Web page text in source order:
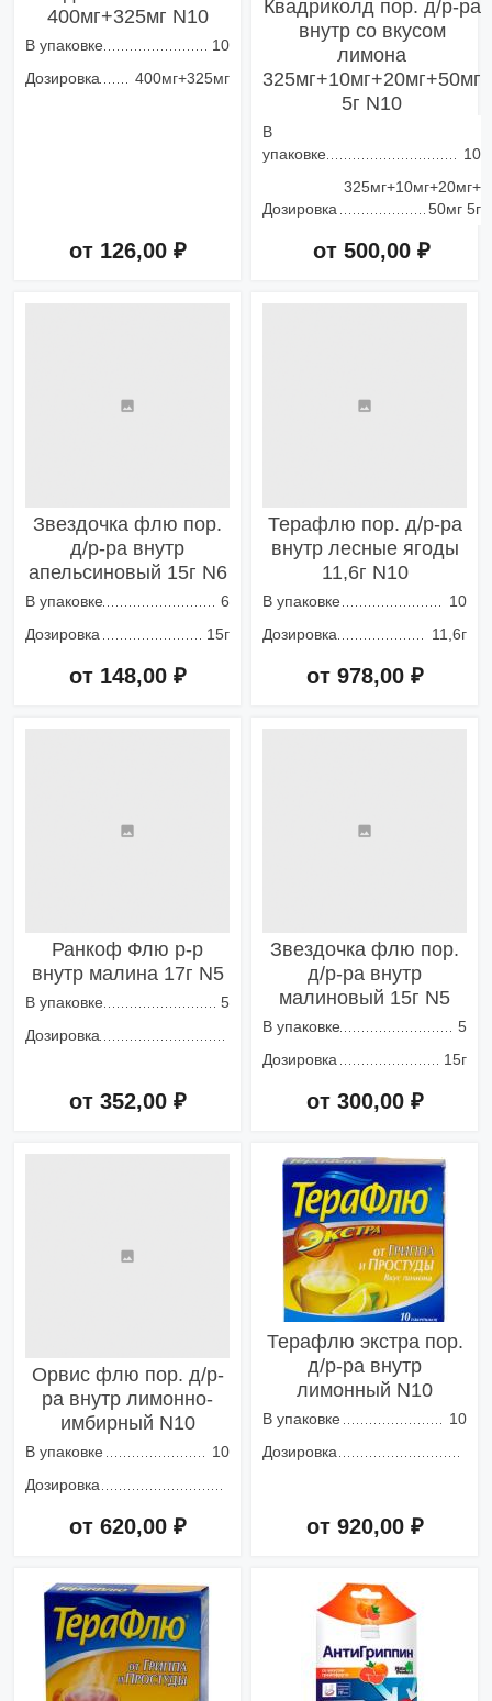
400мг+325мг N10
В упаковке
10
Дозировка
400мг+325мг
от 126,00 ₽
Квадриколд пор. д/р-ра
внутр со вкусом
лимона
325мг+10мг+20мг+50мг
5г N10
В
упаковке
10
Дозировка
325мг+10мг+20мг+
50мг 5г
от 500,00 ₽
Звездочка флю пор.
д/р-ра внутр
апельсиновый 15г N6
В упаковке
6
Дозировка
15г
от 148,00 ₽
Терафлю пор. д/р-ра
внутр лесные ягоды
11,6г N10
В упаковке
10
Дозировка
11,6г
от 978,00 ₽
Ранкоф Флю р-р
внутр малина 17г N5
В упаковке
5
Дозировка
от 352,00 ₽
Звездочка флю пор.
д/р-ра внутр
малиновый 15г N5
В упаковке
5
Дозировка
15г
от 300,00 ₽
Орвис флю пор. д/р-
ра внутр лимонно-
имбирный N10
В упаковке
10
Дозировка
от 620,00 ₽
Терафлю экстра пор.
д/р-ра внутр
лимонный N10
В упаковке
10
Дозировка
от 920,00 ₽